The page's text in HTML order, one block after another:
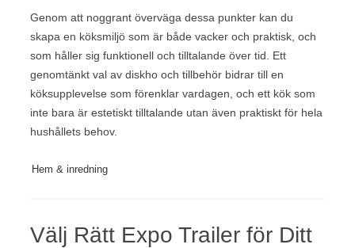
Genom att noggrant överväga dessa punkter kan du
skapa en köksmiljö som är både vacker och praktisk, och
som håller sig funktionell och tilltalande över tid. Ett
genomtänkt val av diskho och tillbehör bidrar till en
köksupplevelse som förenklar vardagen, och ett kök som
inte bara är estetiskt tilltalande utan även praktiskt för hela
hushållets behov.
Hem & inredning
Välj Rätt Expo Trailer för Ditt